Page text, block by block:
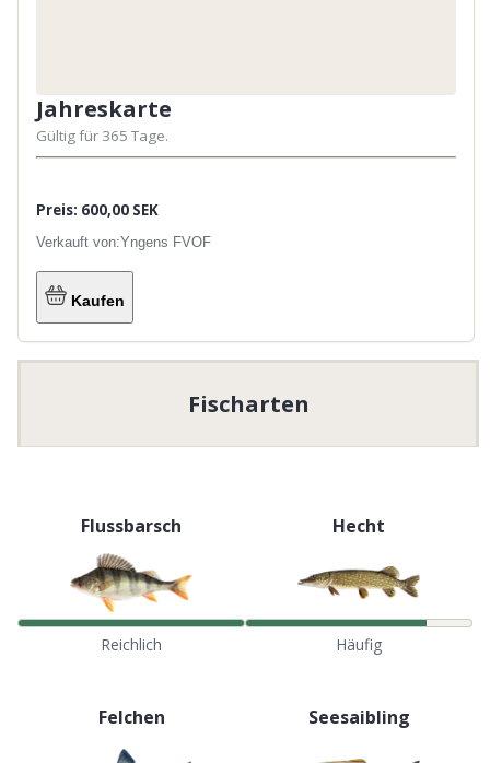
Jahreskarte
Gültig für 365 Tage.
Preis: 600,00 SEK
Verkauft von:Yngens FVOF
Kaufen
Fischarten
Flussbarsch
Reichlich
Hecht
Häufig
Felchen Seesaibling